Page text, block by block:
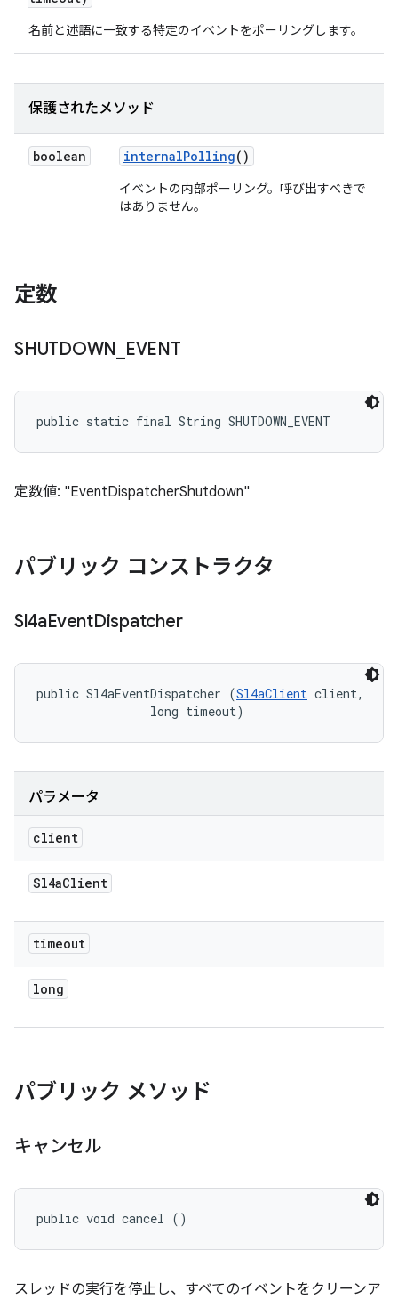
名前と述語に一致する特定のイベントをポーリングします。
保護されたメソッド
boolean internalPolling()
イベントの内部ポーリング。呼び出すべきで
はありません。
定数
SHUTDOWN EVENT
public static final String SHUTDOWN_EVENT
定数値: "EventDispatcherShutdown"
パブリック コンストラクタ
Sl4aEventDispatcher
public Sl4aEventDispatcher (Sl4aClient client,
                long timeout)
パラメータ
client
Sl4aClient
timeout
long
パブリック メソッド
キャンセル
public void cancel ()
スレッドの実行を停止し、すべてのイベントをクリーンア